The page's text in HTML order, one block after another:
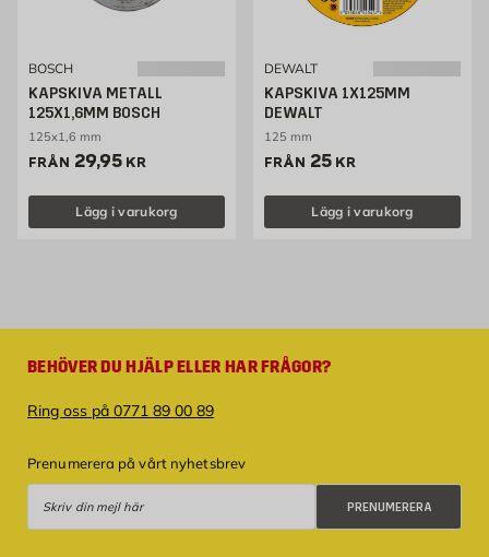
BOSCH
KAPSKIVA METALL
125X1,6MM BOSCH
125x1,6 mm
FRÅN Pris 29.95 kr
29,95 KR
Lägg i varukorg
DEWALT
KAPSKIVA 1X125MM
DEWALT
125 mm
FRÅN Pris 25 kr
25 KR
Lägg i varukorg
BEHÖVER DU HJÄLP ELLER HAR FRÅGOR?
Ring oss på 0771 89 00 89
Prenumerera på vårt nyhetsbrev
PRENUMERERA